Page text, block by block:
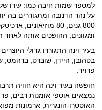
למספר שמות חיבה כמו: עירו של
על נהר הדנובה ומתגוררים בה
800 גנים, 80
ומגוונים, ההופכים אותה לאחד
בעיר וינה התגוררו גדולי
בטהובן, היידן, שוברט, ברהמס,
פרויד.
חופשה בעיר וינה היא חוויה
נמצאים אוספי אומנות רבים,
האוסטרו-הונגרית, ארמונות